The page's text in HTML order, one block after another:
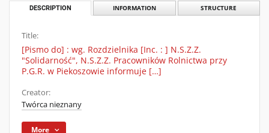
DESCRIPTION INFORMATION STRUCTURE
Title:
[Pismo do] : wg. Rozdzielnika [Inc. : ] N.S.Z.Z.
"Solidarność", N.S.Z.Z. Pracowników Rolnictwa przy
P.G.R. w Piekoszowie informuje […]
Creator:
Twórca nieznany
More